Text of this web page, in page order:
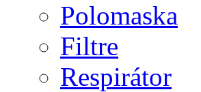
Polomaska
Filtre
Respirátor